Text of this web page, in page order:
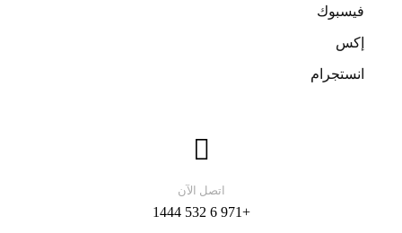
فيسبوك
إكس
انستجرام
اتصل الآن
+971 6 532 1444